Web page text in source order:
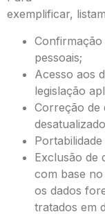
exemplificar,
Confirmação
pessoais;
Acesso aos
legislação
Correção de
Exclusão de
com base
os dados
tratados em